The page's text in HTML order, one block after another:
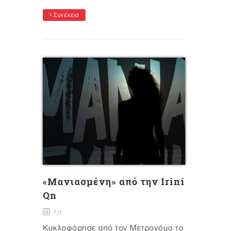
Συνέχεια
«Μανιασμένη» από την Irini
Qn
7/1
Κυκλοφόρησε από τον Μετρονόμο το